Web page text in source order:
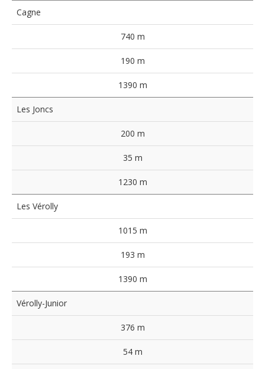
Cagne
740 m
190 m
1390 m
Les Joncs
200 m
35 m
1230 m
Les Vérolly
1015 m
193 m
1390 m
Vérolly-Junior
376 m
54 m